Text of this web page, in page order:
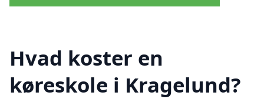
Hvad koster en
køreskole i Kragelund?